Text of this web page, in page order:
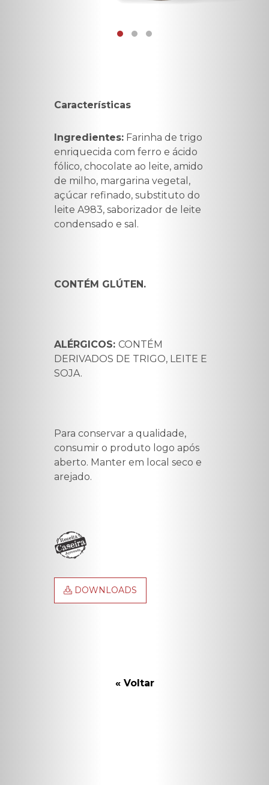
Características
Ingredientes: Farinha de trigo
enriquecida com ferro e ácido
fólico, chocolate ao leite, amido
de milho, margarina vegetal,
açúcar refinado, substituto do
leite A983, saborizador de leite
condensado e sal.
CONTÉM GLÚTEN.
ALÉRGICOS: CONTÉM
DERIVADOS DE TRIGO, LEITE E
SOJA.
Para conservar a qualidade,
consumir o produto logo após
aberto. Manter em local seco e
arejado.
DOWNLOADS
« Voltar